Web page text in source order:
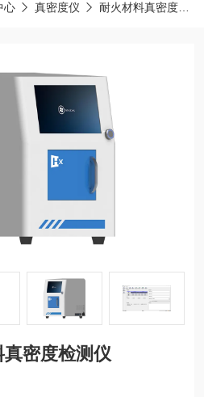
心 真密度仪 耐火材料真密度仪
密度检测仪